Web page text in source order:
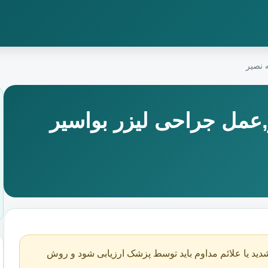
نصیر
جراحی لیزر بواسیر
یا علائم مداوم باید توسط پزشک ارزیابی شود و روش